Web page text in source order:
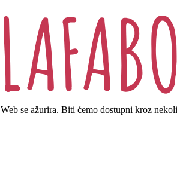
Web se ažurira. Biti ćemo dostupni kroz